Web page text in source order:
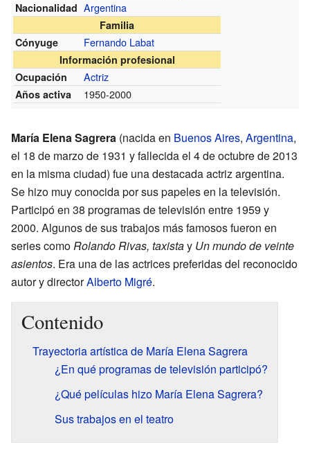
Nacionalidad Argentina
Familia
Cónyuge
Fernando Labat
Información profesional
Ocupación
Actriz
Años activa 1950-2000
María Elena Sagrera (nacida en Buenos Aires, Argentina,
el 18 de marzo de 1931 y fallecida el 4 de octubre de 2013
en la misma ciudad) fue una destacada actriz argentina.
Se hizo muy conocida por sus papeles en la televisión.
Participó en 38 programas de televisión entre 1959 y
2000. Algunos de sus trabajos más famosos fueron en
series comoRolando Rivas, taxistay Un mundo de veinte
asientos. Era una de las actrices preferidas del reconocido
autor y directorAlberto Migré.
Contenido
Trayectoria artística de María Elena Sagrera
¿En qué programas de televisión participó?
¿Qué películas hizo María Elena Sagrera?
Sus trabajos en el teatro